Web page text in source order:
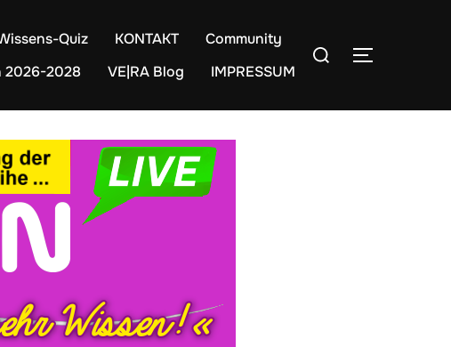
Quiz KONTAKT
Community
2026-2028 VE|RA Blog IMPRESSUM
Suchen
nach: